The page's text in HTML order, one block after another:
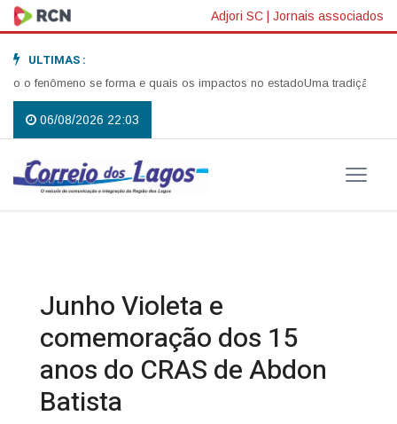
Adjori SC | Jornais associados
ULTIMAS :
se forma e quais os impactos no estadoUma tradição que
06/08/2026 22:03
Junho Violeta e
comemoração dos 15
anos do CRAS de Abdon
Batista